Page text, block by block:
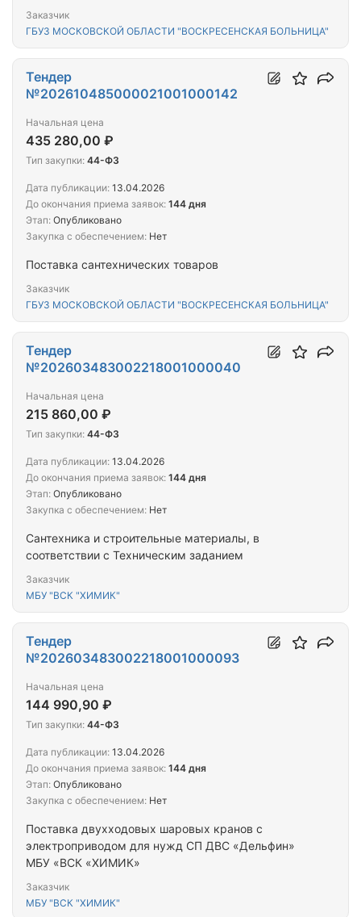
Заказчик
ГБУЗ МОСКОВСКОЙ ОБЛАСТИ "ВОСКРЕСЕНСКАЯ БОЛЬНИЦА"
Поставка сантехнических товаров
Заказчик
ГБУЗ МОСКОВСКОЙ ОБЛАСТИ "ВОСКРЕСЕНСКАЯ БОЛЬНИЦА"
Тендер
№202610485000021001000142
Начальная цена
435 280,00 ₽
Тип закупки: 44-ФЗ
Дата публикации: 13.04.2026
До окончания приема заявок: 144 дня
Этап: Опубликовано
Закупка с обеспечением: Нет
Сантехника и строительные материалы, в
соответствии с Техническим заданием
Заказчик
МБУ "ВСК "ХИМИК"
Тендер
№202603483002218001000040
Начальная цена
215 860,00 ₽
Тип закупки: 44-ФЗ
Дата публикации: 13.04.2026
До окончания приема заявок: 144 дня
Этап: Опубликовано
Закупка с обеспечением: Нет
Поставка двухходовых шаровых кранов с
электроприводом для нужд СП ДВС «Дельфин»
МБУ «ВСК «ХИМИК»
Заказчик
МБУ "ВСК "ХИМИК"
Тендер
№202603483002218001000093
Начальная цена
144 990,90 ₽
Тип закупки: 44-ФЗ
Дата публикации: 13.04.2026
До окончания приема заявок: 144 дня
Этап: Опубликовано
Закупка с обеспечением: Нет